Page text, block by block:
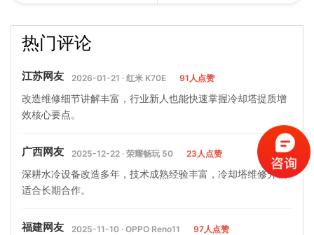
的原因(夏季冷却塔降温效…
热门评论
江苏网友 2026-01-21 · 红米 K70E 91人点赞
改造维修细节讲解丰富，行业新人也能快速掌握冷却塔提质增
效核心要点。
广西网友 2025-12-22 · 荣耀畅玩 50 23人点赞
深耕水冷设备改造多年，技术成熟经验丰富，冷却塔维修升级
适合长期合作。
福建网友 2025-11-10 · OPPO Reno11 97人点赞